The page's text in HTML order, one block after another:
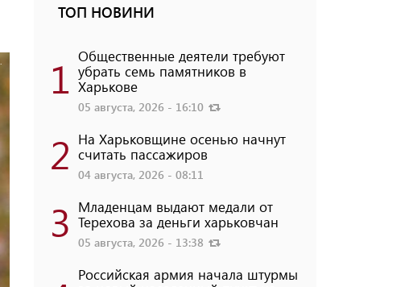
ТОП НОВИНИ
1 Общественные деятели требуют
убрать семь памятников в
Харькове
05 августа, 2026 - 16:10
2 На Харьковщине осенью начнут
считать пассажиров
04 августа, 2026 - 08:11
3 Младенцам выдают медали от
Терехова за деньги харьковчан
05 августа, 2026 - 13:38
Российская армия начала штурмы